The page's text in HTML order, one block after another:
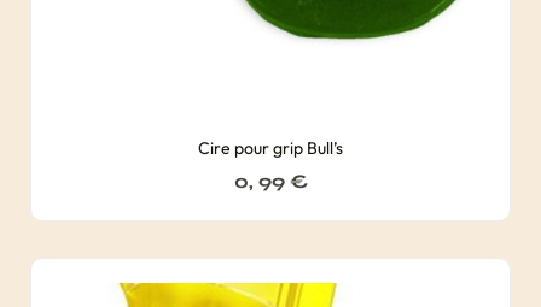
Cire pour grip Bull’s
0, 99 €